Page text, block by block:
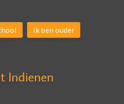
Ik ben ouder
Indienen